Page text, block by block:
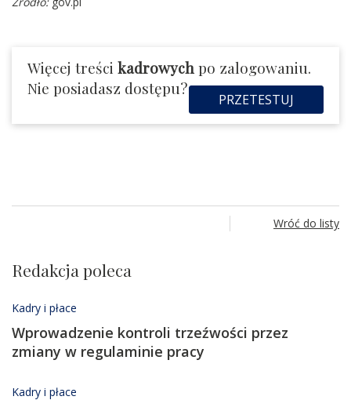
Więcej treści kadrowychpo zalogowaniu.
Nie posiadasz dostępu?
PRZETESTUJ
Wróć do listy
Redakcja poleca
Kadry i płace
Wprowadzenie kontroli trzeźwości przez
zmiany w regulaminie pracy
Kadry i płace